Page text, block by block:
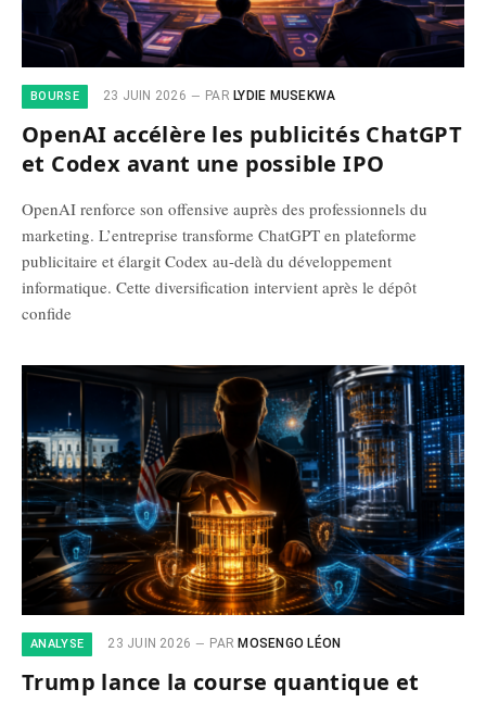
BOURSE 23 JUIN 2026 PAR LYDIE MUSEKWA
OpenAI accélère les publicités ChatGPT
et Codex avant une possible IPO
OpenAI renforce son offensive auprès des professionnels du
marketing. L’entreprise transforme ChatGPT en plateforme
publicitaire et élargit Codex au-delà du développement
informatique. Cette diversification intervient après le dépôt
confide
ANALYSE 23 JUIN 2026 PAR MOSENGO LÉON
Trump lance la course quantique et